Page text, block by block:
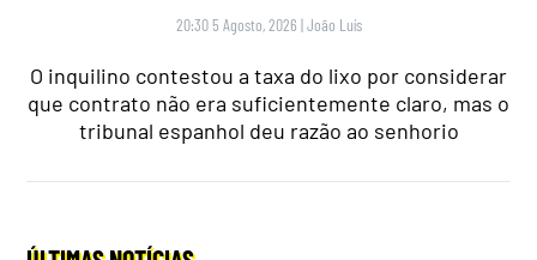
20:30 5 Agosto, 2026 |João Luís
O inquilino contestou a taxa do lixo por considerar
que contrato não era suficientemente claro, mas o
tribunal espanhol deu razão ao senhorio